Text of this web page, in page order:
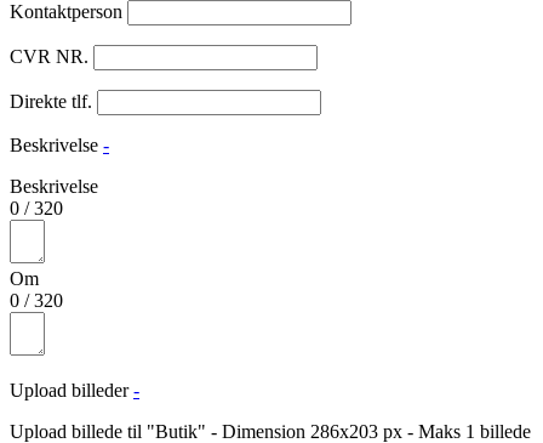
Kontaktperson
CVR NR.
Direkte tlf.
Beskrivelse -
Beskrivelse
0 /320
Om
0 /320
Upload billeder -
Upload billede til "Butik" - Dimension 286x203 px - Maks 1 billede